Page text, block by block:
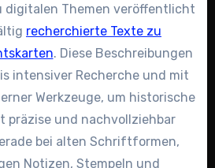
digitalen Themen veröffentlicht
recherchierte Texte zu
. Diese Beschreibungen
intensiver Recherche und mit
Werkzeuge, um historische
präzise und nachvollziehbar
bei alten Schriftformen,
Notizen, Stempeln und